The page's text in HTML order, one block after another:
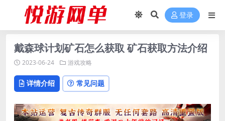
登录
戴森球计划矿石怎么获取 矿石获取方法介绍
2023-06-24 游戏攻略
详情介绍 常见问题